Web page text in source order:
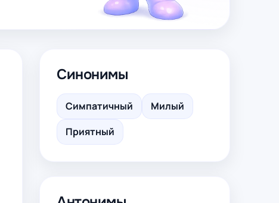
Синонимы
Симпатичный
Милый
Приятный